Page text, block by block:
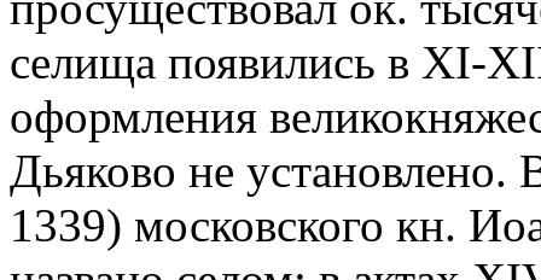
селища появились в XI-
оформления
Дьяково не
1339) московского кн.